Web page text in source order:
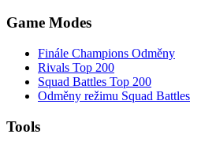
Game Modes
Finále Champions Odměny
Rivals Top 200
Squad Battles Top 200
Odměny režimu Squad Battles
Tools